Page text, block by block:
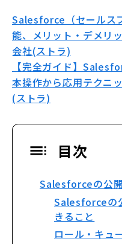
Salesforce（セールス
能、メリット・デメリ
会社(ストラ)
【完全ガイド】
本操作から応用テクニ
(ストラ)
目次
Salesforceの公
Salesforceの
きること
ロール・キュ